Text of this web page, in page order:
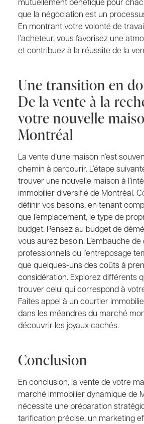
que la négociation est un
En montrant votre volonté de
l’acheteur, vous favorisez une
et contribuez à la réussite de la
Une transition en
De la vente à la
votre nouvelle
Montréal
La vente d’une maison n’est
chemin à parcourir. L’étape
trouver une nouvelle maison à
immobilier diversifié de Montréal.
définir vos besoins, en tenant
que l’emplacement, le type de
budget. Pensez au budget de
vous aurez besoin. L’embauche
professionnels ou l’entreposage
que quelques-uns des coûts à
considération.Explorez différents
trouver celui qui correspond à
Faites appel à un courtier
dans les méandres du marché
découvrir les joyaux cachés.
Conclusion
En conclusion, la vente de votre
marché immobilier dynamique de
nécessite une préparation
tarification précise, un marketing